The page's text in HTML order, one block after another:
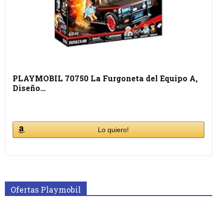
PLAYMOBIL 70750 La Furgoneta del Equipo A,
Diseño…
Lo quiero!
Ofertas Playmobil